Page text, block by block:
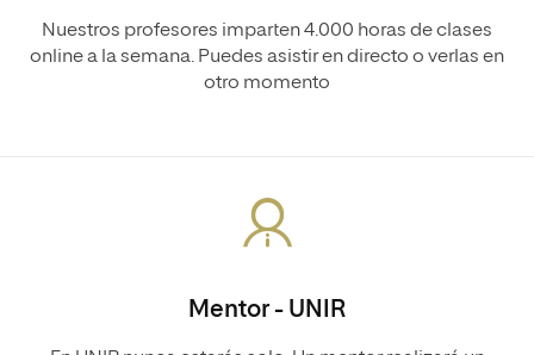
Nuestros profesores imparten 4.000 horas de clases
online a la semana. Puedes asistir en directo o verlas en
otro momento
Mentor - UNIR